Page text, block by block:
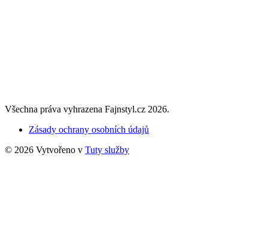
Všechna práva vyhrazena Fajnstyl.cz 2026.
Zásady ochrany osobních údajů
© 2026 Vytvořeno v Tuty služby